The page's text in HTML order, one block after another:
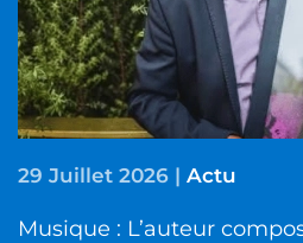
29 Juillet 2026 | Actu
Musique : L’auteur